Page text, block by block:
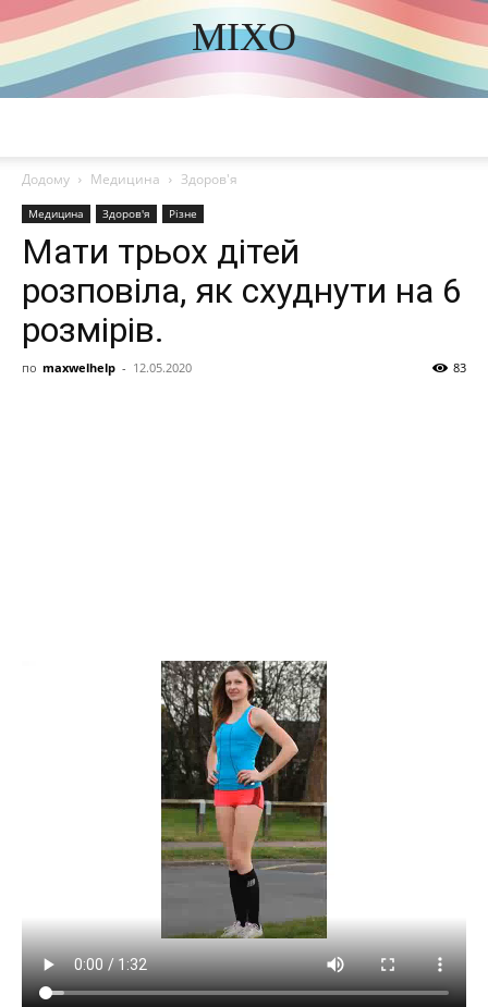
MIXO
DISCOVER THE ART OF PUBLISHING
Додому Медицина Здоров'я
Медицина Здоров'я Різне
Мати трьох дітей
розповіла, як схуднути на 6
розмірів.
по maxwelhelp - 12.05.2020 83